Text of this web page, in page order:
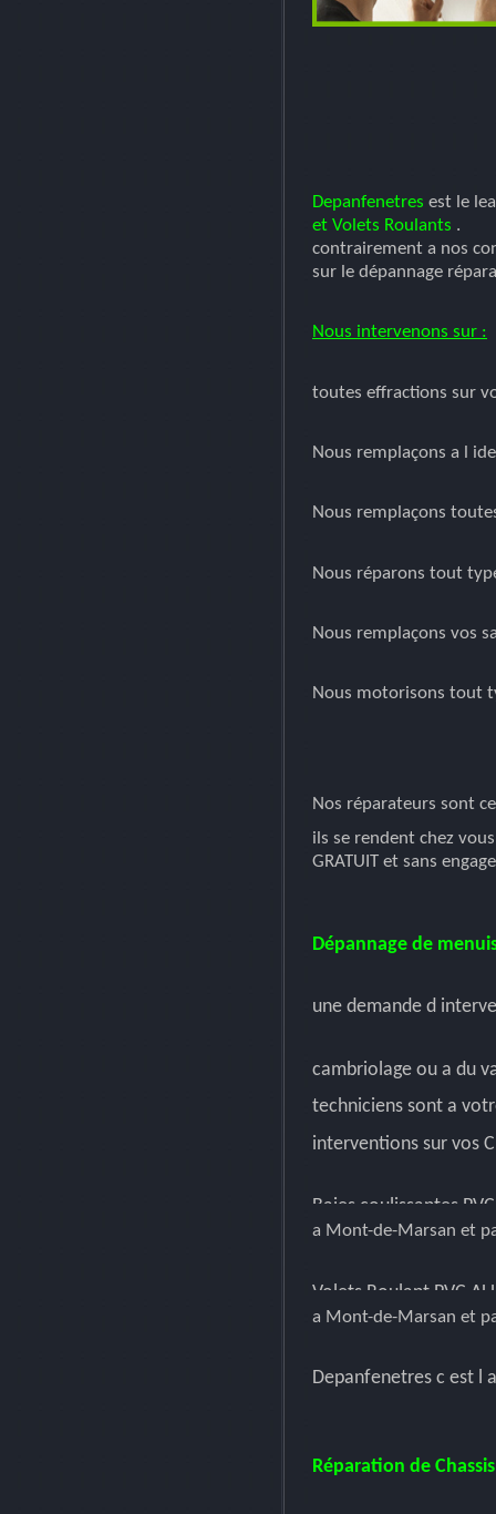
Depanfenetres est le
et Volets Roulants .
contrairement a nos
sur le dépannage
Nous intervenons sur :
toutes effractions sur
Nous remplaçons a l
Nous remplaçons
Nous réparons tout
Nous remplaçons vos
Nous motorisons tout
Nos réparateurs sont
ils se rendent chez
GRATUIT et sans
Dépannage de
une demande d
cambriolage ou a du
techniciens sont a
interventions sur vos
Baies coulissantes
a Mont-de-Marsan et
Volets Roulant PVC
a Mont-de-Marsan et
Depanfenetres c est l
Réparation de